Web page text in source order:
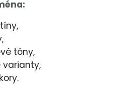
tóny,
varianty,